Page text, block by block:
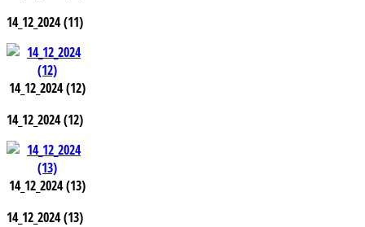
14_12_2024 (11)
14_12_2024 (12)
14_12_2024 (12)
14_12_2024 (13)
14_12_2024 (13)